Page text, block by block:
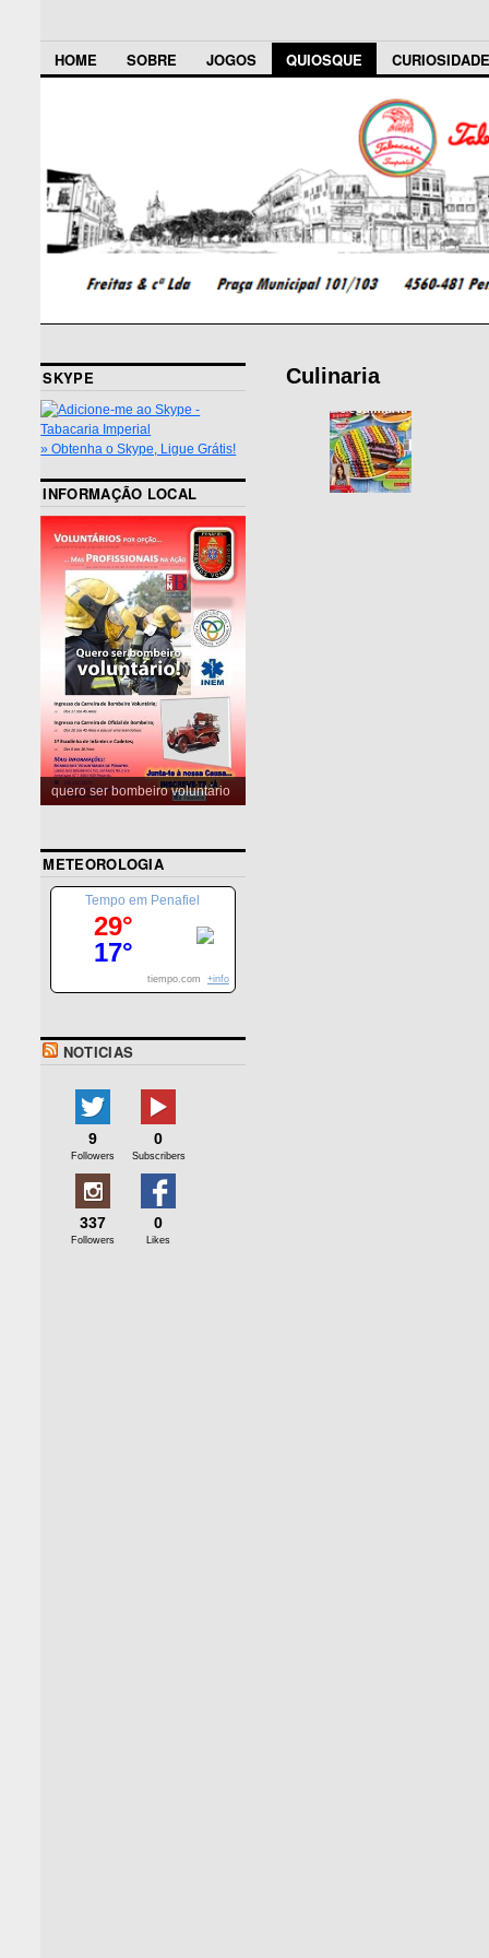
HOME SOBRE JOGOS QUIOSQUE
Culinaria
SKYPE
» Obtenha o Skype, Ligue Grátis!
INFORMAÇÃO LOCAL
quero ser bombeiro voluntário
METEOROLOGIA
Tempo em Penafiel
29°
17°
tiempo.com +info
NOTICIAS
9
Followers
0
Subscribers
337
Followers
0
Likes